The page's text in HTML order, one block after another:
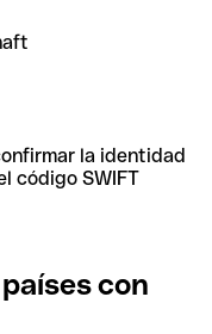
la identidad
código SWIFT
con